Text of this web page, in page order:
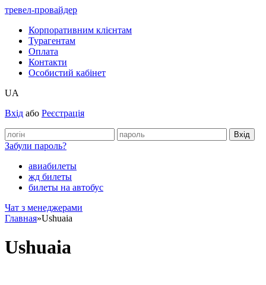
тревел-провайдер
Корпоративним клієнтам
Турагентам
Оплата
Контакти
Особистий кабінет
UA
Вхід або Реєстрація
Забули пароль?
авиабилеты
жд билеты
билеты на автобус
Чат з менеджерами
Главная»Ushuaia
Ushuaia